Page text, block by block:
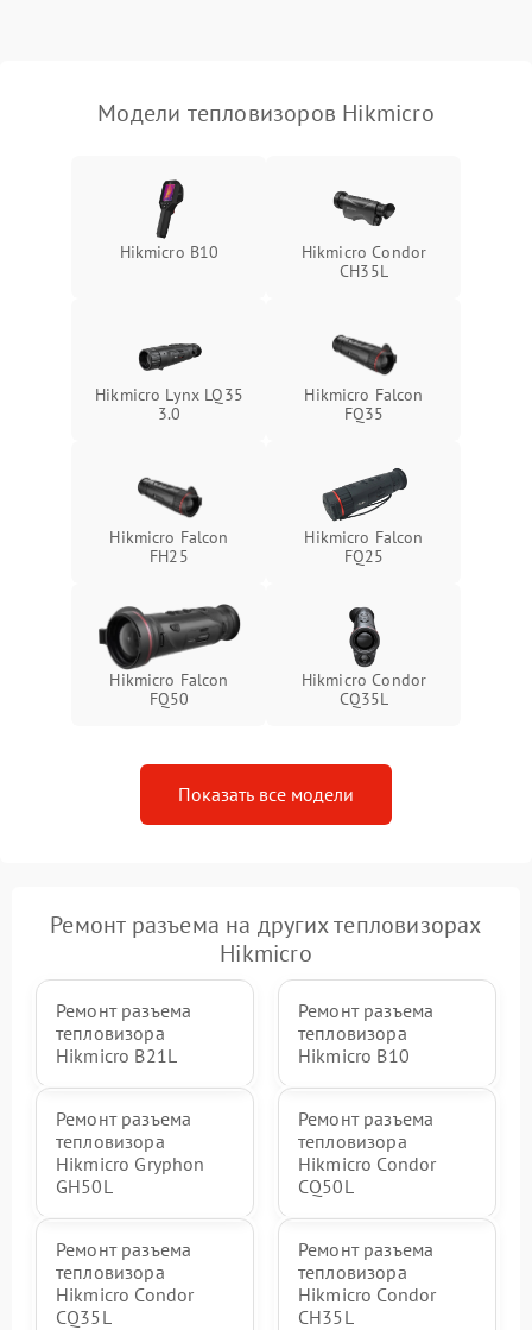
Модели тепловизоров Hikmicro
Hikmicro B10
Hikmicro Condor
CH35L
Hikmicro Lynx LQ35
3.0
Hikmicro Falcon
FQ35
Hikmicro Falcon
FH25
Hikmicro Falcon
FQ25
Hikmicro Falcon
FQ50
Hikmicro Condor
CQ35L
Показать все модели
Ремонт разъема на других тепловизорах
Hikmicro
Ремонт разъема
тепловизора
Hikmicro B21L
Ремонт разъема
тепловизора
Hikmicro B10
Ремонт разъема
тепловизора
Hikmicro Gryphon
GH50L
Ремонт разъема
тепловизора
Hikmicro Condor
CQ50L
Ремонт разъема
тепловизора
Hikmicro Condor
CQ35L
Ремонт разъема
тепловизора
Hikmicro Condor
CH35L